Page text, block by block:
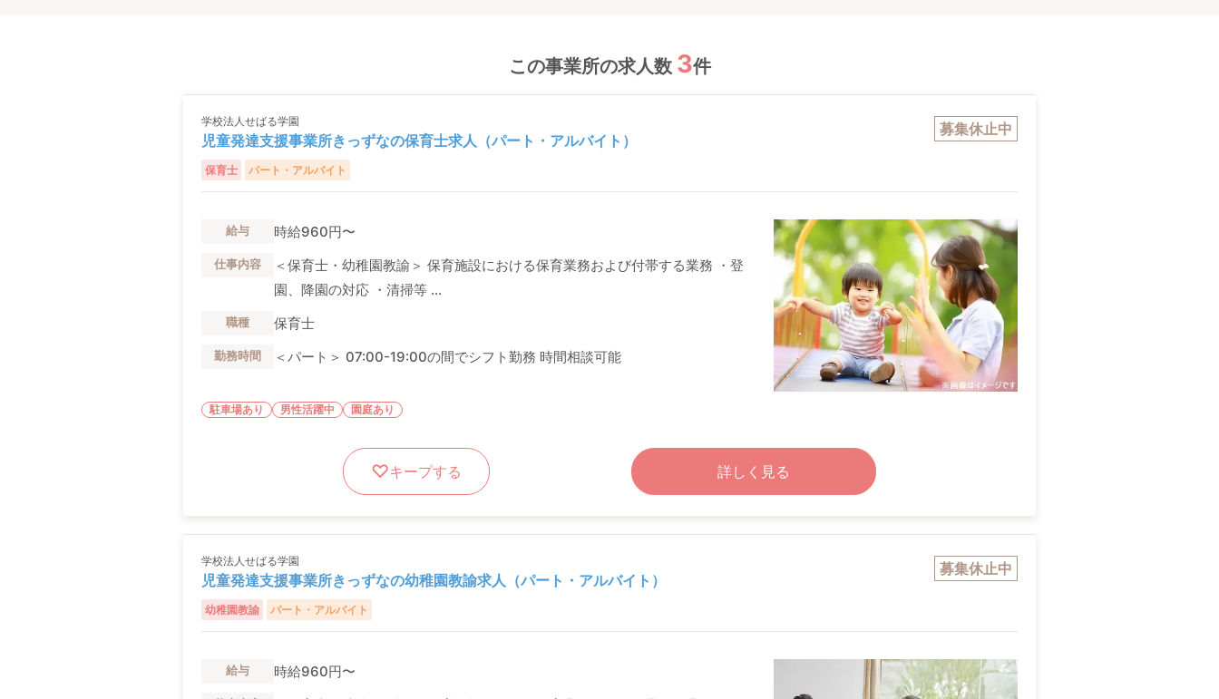
この事業所の求人数 3件
募集休止中
学校法人せばる学園
児童発達支援事業所きっずなの保育士求人（パート・アルバイト）
保育士 パート・アルバイト
給与 時給960円〜
仕事内容
＜保育士・幼稚園教諭＞ 保育施設における保育業務および付帯する業務 ・登
園、降園の対応 ・清掃等 ...
職種 保育士
勤務時間 ＜パート＞ 07:00-19:00の間でシフト勤務 時間相談可能
駐車場あり 男性活躍中 園庭あり
キープする 詳しく見る
募集休止中
学校法人せばる学園
児童発達支援事業所きっずなの幼稚園教諭求人（パート・アルバイト）
幼稚園教諭 パート・アルバイト
給与 時給960円〜